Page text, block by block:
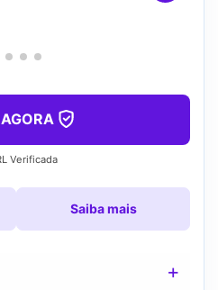
Verificada
Saiba mais